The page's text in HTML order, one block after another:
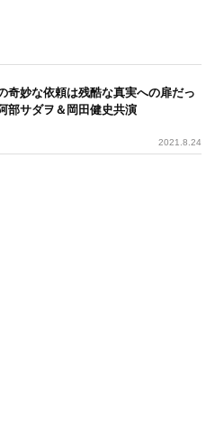
奇妙な依頼は残酷な真実への扉だっ
部サダヲ＆岡田健史共演
2021.8.24